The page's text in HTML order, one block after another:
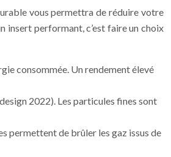
vous permettra de réduire votre
insert performant, c’est faire un choix
consommée. Un rendement élevé
2022). Les particules fines sont
permettent de brûler les gaz issus de